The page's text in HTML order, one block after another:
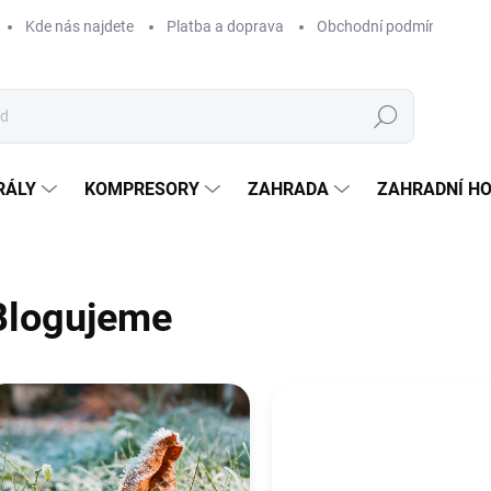
Kde nás najdete Platba a doprava Obchodní podmínky
Hledat
KOMPRESORY ZAHRADA ZAHRADNÍ